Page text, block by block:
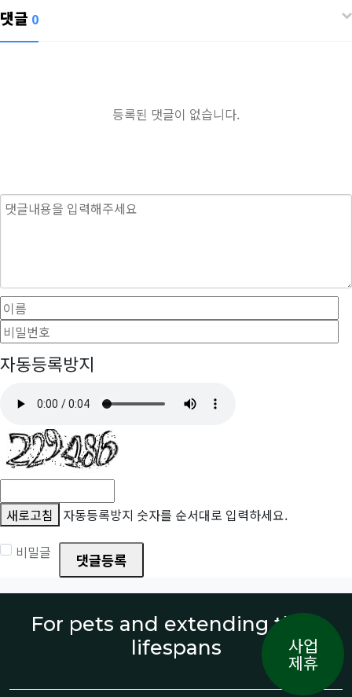
댓글 0
등록된 댓글이 없습니다.
내용
이름필수
자동등록방지
새로고침
자동등록방지 숫자를 순서대로 입력하세요.
비밀글
댓글등록
For pets and extending their
lifespans
사업
제휴